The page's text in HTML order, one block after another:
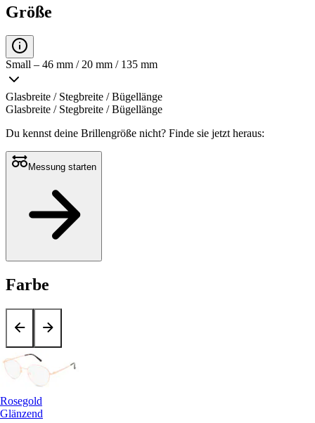
Größe
Small – 46 mm / 20 mm / 135 mm
Glasbreite / Stegbreite / Bügellänge
Glasbreite / Stegbreite / Bügellänge
Du kennst deine Brillengröße nicht? Finde sie jetzt heraus:
Messung starten
Farbe
Rosegold
Glänzend